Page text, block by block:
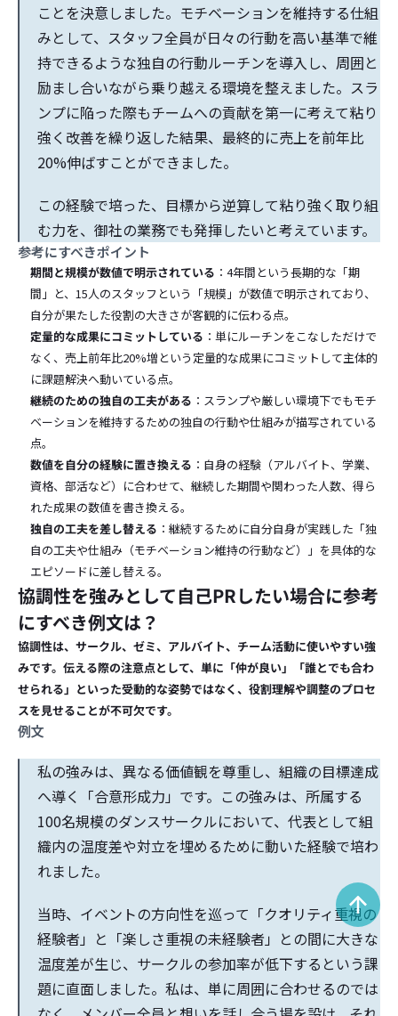
ことを決意しました。モチベーションを維持する仕組
みとして、スタッフ全員が日々の行動を高い基準で維
持できるような独自の行動ルーチンを導入し、周囲と
励まし合いながら乗り越える環境を整えました。スラ
ンプに陥った際もチームへの貢献を第一に考えて粘り
強く改善を繰り返した結果、最終的に売上を前年比
20%伸ばすことができました。
この経験で培った、目標から逆算して粘り強く取り組
む力を、御社の業務でも発揮したいと考えています。
参考にすべきポイント
期間と規模が数値で明示されている ：4年間という長期的な「期
間」と、15人のスタッフという「規模」が数値で明示されており、
自分が果たした役割の大きさが客観的に伝わる点。
定量的な成果にコミットしている ：単にルーチンをこなしただけで
なく、売上前年比20%増という定量的な成果にコミットして主体的
に課題解決へ動いている点。
継続のための独自の工夫がある ：スランプや厳しい環境下でもモチ
ベーションを維持するための独自の行動や仕組みが描写されている
点。
数値を自分の経験に置き換える ：自身の経験（アルバイト、学業、
資格、部活など）に合わせて、継続した期間や関わった人数、得ら
れた成果の数値を書き換える。
独自の工夫を差し替える ：継続するために自分自身が実践した「独
自の工夫や仕組み（モチベーション維持の行動など）」を具体的な
エピソードに差し替える。
協調性を強みとして自己PRしたい場合に参考
にすべき例文は？
協調性は、サークル、ゼミ、アルバイト、チーム活動に使いやすい強
みです。伝える際の注意点として、単に「仲が良い」「誰とでも合わ
せられる」といった受動的な姿勢ではなく、役割理解や調整のプロセ
スを見せることが不可欠です。
例文
私の強みは、異なる価値観を尊重し、組織の目標達成
へ導く「合意形成力」です。この強みは、所属する
100名規模のダンスサークルにおいて、代表として組
織内の温度差や対立を埋めるために動いた経験で培わ
れました。
当時、イベントの方向性を巡って「クオリティ重視の
経験者」と「楽しさ重視の未経験者」との間に大きな
温度差が生じ、サークルの参加率が低下するという課
題に直面しました。私は、単に周囲に合わせるのでは